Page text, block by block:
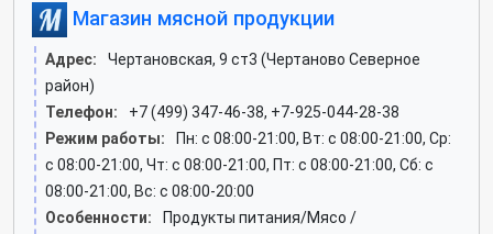
Магазин мясной продукции
Адрес:
Чертановская, 9 ст3 (Чертаново Северное
район)
Телефон:
+7 (499) 347-46-38, +7-925-044-28-38
Режим работы:
Пн: c 08:00-21:00, Вт: c 08:00-21:00, Ср:
c 08:00-21:00, Чт: c 08:00-21:00, Пт: c 08:00-21:00, Сб: c
08:00-21:00, Вс: c 08:00-20:00
Особенности:
Продукты питания/Мясо /